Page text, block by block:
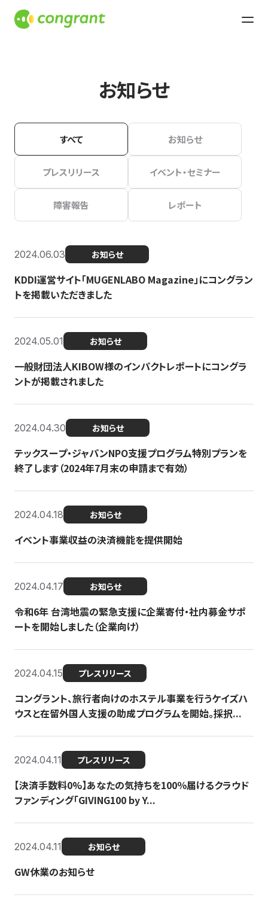
お知らせ
すべて お知らせ
プレスリリース イベント・セミナー
障害報告 レポート
2024.06.03 お知らせ
KDDI運営サイト「MUGENLABO Magazine」にコングラン
トを掲載いただきました
2024.05.01 お知らせ
一般財団法人KIBOW様のインパクトレポートにコングラ
ントが掲載されました
2024.04.30 お知らせ
テックスープ・ジャパンNPO支援プログラム特別プランを
終了します（2024年7月末の申請まで有効）
2024.04.18 お知らせ
イベント事業収益の決済機能を提供開始
2024.04.17 お知らせ
令和6年 台湾地震の緊急支援に企業寄付・社内募金サポ
ートを開始しました（企業向け）
2024.04.15 プレスリリース
コングラント、旅行者向けのホステル事業を行うケイズハ
ウスと在留外国人支援の助成プログラムを開始。採択...
2024.04.11 プレスリリース
【決済手数料0%】あなたの気持ちを100％届けるクラウド
ファンディング「GIVING100 by Y...
2024.04.11 お知らせ
GW休業のお知らせ